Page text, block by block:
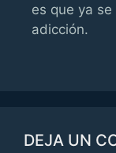
es que ya
adicción.
DEJA UN